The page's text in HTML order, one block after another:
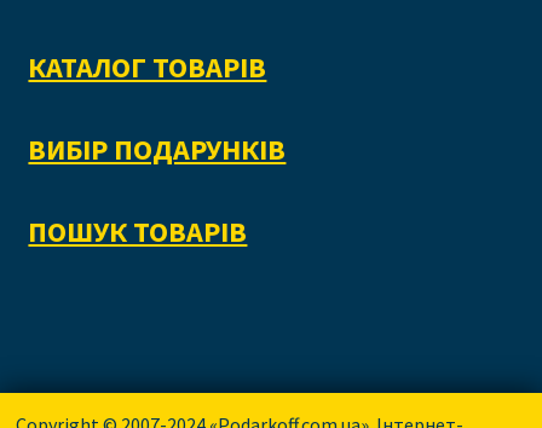
КАТАЛОГ ТОВАРІВ
ВИБІР ПОДАРУНКІВ
ПОШУК ТОВАРІВ